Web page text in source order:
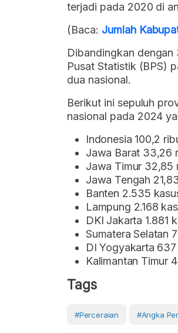
terjadi pada 2020 di
(Baca: Jumlah
Dibandingkan
Pusat Statistik (BPS)
dua nasional.
Berikut ini sepuluh
nasional pada 2024
Indonesia 100,2
Jawa Barat 33,26
Jawa Timur 32,85
Jawa Tengah
Banten 2.535
Lampung 2.168
DKI Jakarta 1.881
Sumatera Selatan
DI Yogyakarta
Kalimantan Timur
Tags
#Perceraian #angka